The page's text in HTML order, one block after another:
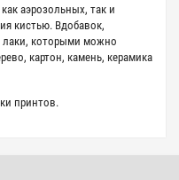
аэрозольных, так и
кистью. Вдобавок,
лаки, которыми можно
картон, камень, керамика
принтов.